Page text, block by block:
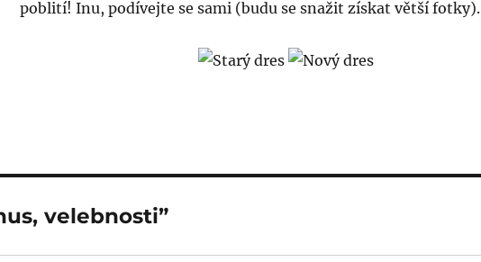
poblití! Inu, podívejte se sami (budu se snažit získat větší fotky).
velebnosti”